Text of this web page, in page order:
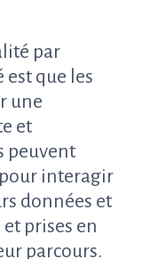
par
que les
une
et
peuvent
interagir
données et
prises en
parcours.